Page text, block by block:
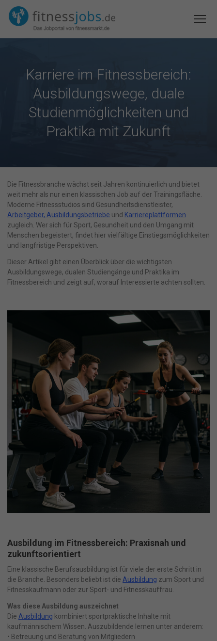
Karriere im Fitnessbereich:
Ausbildungswege, duale
Studienmöglichkeiten und
Praktika mit Zukunft
Die Fitnessbranche wächst seit Jahren kontinuierlich und bietet
weit mehr als nur einen klassischen Job auf der Trainingsfläche.
Moderne Fitnessstudios sind Gesundheitsdienstleister,
Arbeitgeber, Ausbildungsbetriebe und Karriereplattformen
zugleich. Wer sich für Sport, Gesundheit und den Umgang mit
Menschen begeistert, findet hier vielfältige Einstiegsmöglichkeiten
und langfristige Perspektiven.
Dieser Artikel gibt einen Überblick über die wichtigsten
Ausbildungswege, dualen Studiengänge und Praktika im
Fitnessbereich und zeigt auf, worauf Interessierte achten sollten.
Ausbildung im Fitnessbereich: Praxisnah und
zukunftsorientiert
Eine klassische Berufsausbildung ist für viele der erste Schritt in
die Branche. Besonders beliebt ist die Ausbildung zum Sport und
Fitnesskaufmann oder zur Sport- und Fitnesskauffrau.
Was diese Ausbildung auszeichnet
Die Ausbildung kombiniert sportpraktische Inhalte mit
kaufmännischem Wissen. Auszubildende lernen unter anderem:
• Betreuung und Beratung von Mitgliedern